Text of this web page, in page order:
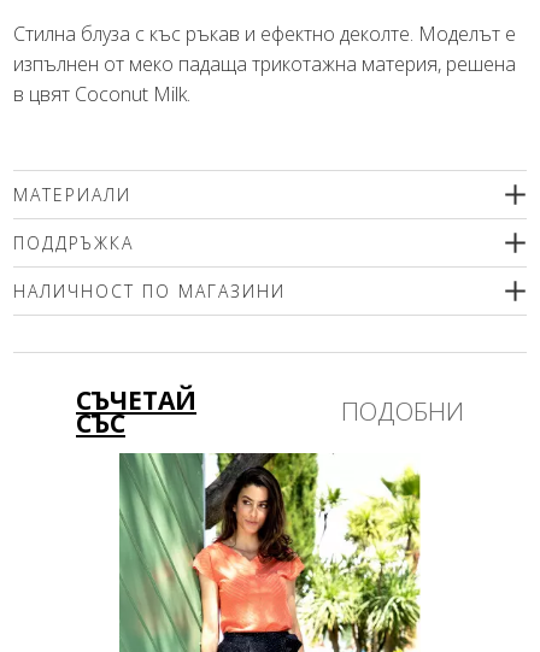
Стилна блуза с къс ръкав и ефектно деколте. Моделът е
изпълнен от меко падаща трикотажна материя, решена
в цвят Coconut Milk.
МАТЕРИАЛИ
ПОДДРЪЖКА
НАЛИЧНОСТ ПО МАГАЗИНИ
СЪЧЕТАЙ
СЪС ПОДОБНИ